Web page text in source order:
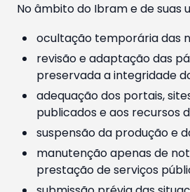
No âmbito do Ibram e de suas
ocultação temporária das
revisão e adaptação das
preservada a integridade
adequação dos portais,
publicados e aos recursos
suspensão da produção e
manutenção apenas de
prestação de serviços